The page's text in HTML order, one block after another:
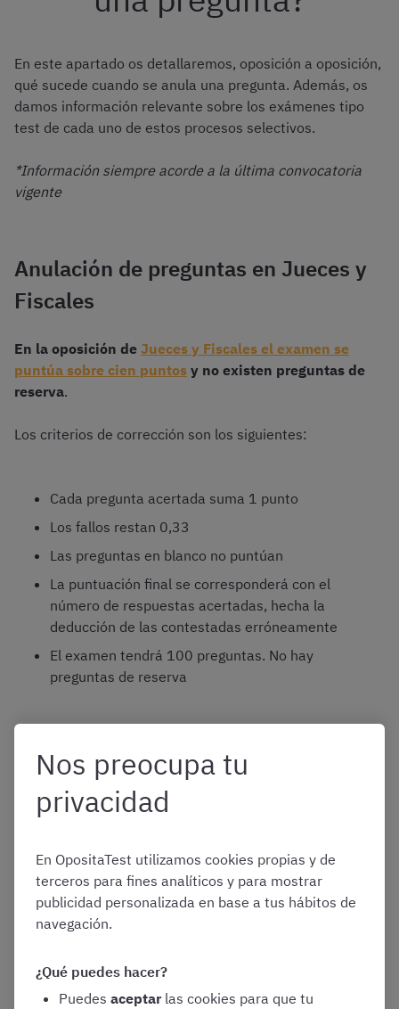
En este apartado os detallaremos, oposición a oposición,
qué sucede cuando se anula una pregunta. Además, os
damos información relevante sobre los exámenes tipo
test de cada uno de estos procesos selectivos.
*Información siempre acorde a la última convocatoria
vigente
Anulación de preguntas en Jueces y
Fiscales
En la oposición de Jueces y Fiscales el examen se
puntúa sobre cien puntos y no existen preguntas de
reserva.
Los criterios de corrección son los siguientes:
Cada pregunta acertada suma 1 punto
Los fallos restan 0,33
Las preguntas en blanco no puntúan
La puntuación final se corresponderá con el
número de respuestas acertadas, hecha la
deducción de las contestadas erróneamente
El examen tendrá 100 preguntas. No hay
preguntas de reserva
posibilidades:
Si la teníamos bien: restamos un punto.
Si la habíamos dejado en blanco: no influye
en la puntuación que teníamos.
¿Cómo influyen las preguntas anuladas en la
Nos preocupa tu
privacidad
En OpositaTest utilizamos cookies propias y de
terceros para fines analíticos y para mostrar
publicidad personalizada en base a tus hábitos de
navegación.
¿Qué puedes hacer?
Puedes aceptar las cookies para que tu